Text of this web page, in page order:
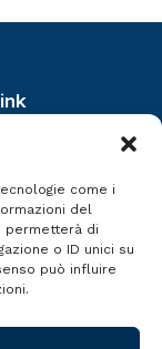
come i
del
permetterà di
o ID unici su
può influire